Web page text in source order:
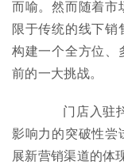
而喻。然而随着市
限于传统的线下销
构建一个全方位、
前的一大挑战。
门店入驻抖
影响力的突破性尝
展新营销渠道的体现